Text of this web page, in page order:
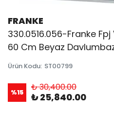
FRANKE
330.0516.056-Franke Fpj
60 Cm Beyaz
Ürün Kodu: ST00799
%15 ₺ 30,400.00
₺ 25,840.00